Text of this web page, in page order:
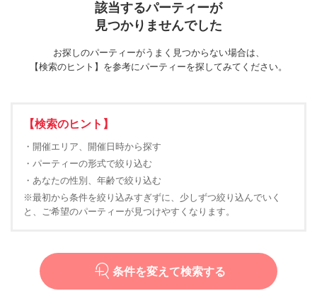
該当するパーティーが
見つかりませんでした
お探しのパーティーがうまく見つからない場合は、
【検索のヒント】を参考にパーティーを探してみてください。
【検索のヒント】
・開催エリア、開催日時から探す
・パーティーの形式で絞り込む
・あなたの性別、年齢で絞り込む
※最初から条件を絞り込みすぎずに、少しずつ絞り込んでいく
と、ご希望のパーティーが見つけやすくなります。
条件を変えて検索する